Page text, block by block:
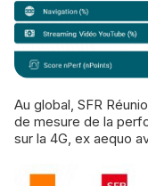
Au global, SFR Réunion obtient également le meilleur score
de mesure de la
sur la 4G, ex aequo